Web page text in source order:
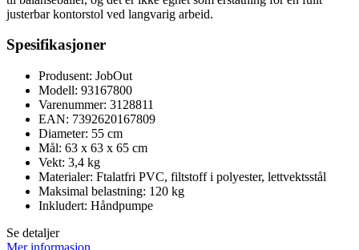
justerbar kontorstol ved langvarig arbeid.
Spesifikasjoner
Produsent: JobOut
Modell: 93167800
Varenummer: 3128811
EAN: 7392620167809
Diameter: 55 cm
Mål: 63 x 63 x 65 cm
Vekt: 3,4 kg
Materialer: Ftalatfri PVC, filtstoff i polyester, lettvektsstål
Maksimal belastning: 120 kg
Inkludert: Håndpumpe
Se detaljer